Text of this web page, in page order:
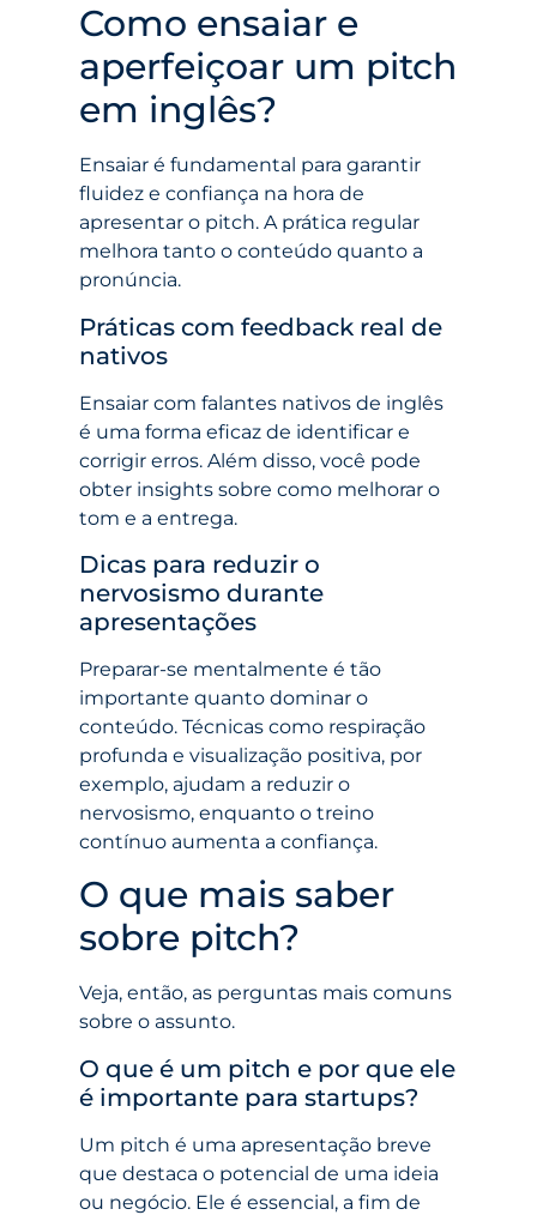
Como ensaiar e
aperfeiçoar um pitch
em inglês?
Ensaiar é fundamental para garantir
fluidez e confiança na hora de
apresentar o pitch. A prática regular
melhora tanto o conteúdo quanto a
pronúncia.
Práticas com feedback real de
nativos
Ensaiar com falantes nativos de inglês
é uma forma eficaz de identificar e
corrigir erros. Além disso, você pode
obter insights sobre como melhorar o
tom e a entrega.
Dicas para reduzir o
nervosismo durante
apresentações
Preparar-se mentalmente é tão
importante quanto dominar o
conteúdo. Técnicas como respiração
profunda e visualização positiva, por
exemplo, ajudam a reduzir o
nervosismo, enquanto o treino
contínuo aumenta a confiança.
O que mais saber
sobre pitch?
Veja, então, as perguntas mais comuns
sobre o assunto.
O que é um pitch e por que ele
é importante para startups?
Um pitch é uma apresentação breve
que destaca o potencial de uma ideia
ou negócio. Ele é essencial, a fim de